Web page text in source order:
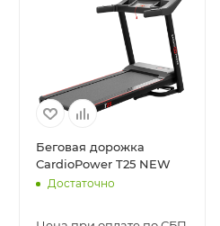
Беговая дорожка
CardioPower T25 NEW
Достаточно